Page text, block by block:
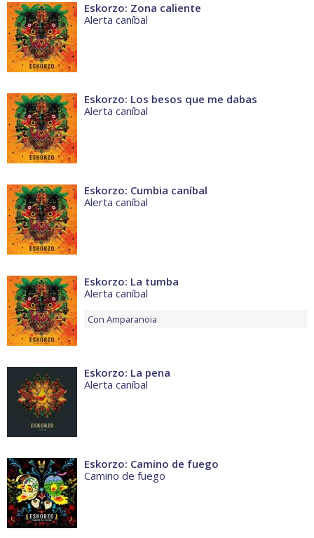
Eskorzo: Zona caliente
Alerta caníbal
Eskorzo: Los besos que me dabas
Alerta caníbal
Eskorzo: Cumbia caníbal
Alerta caníbal
Eskorzo: La tumba
Alerta caníbal
Con Amparanoia
Eskorzo: La pena
Alerta caníbal
Eskorzo: Camino de fuego
Camino de fuego